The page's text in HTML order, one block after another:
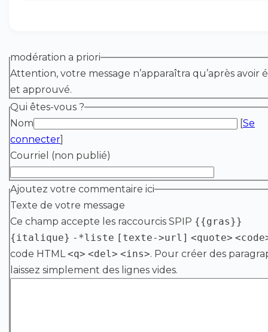
modération a priori
Attention, votre message n’apparaîtra qu’après avoir
et approuvé.
Qui êtes-vous ?
Nom
[Se
connecter]
Courriel (non publié)
Ajoutez votre commentaire ici
Texte de votre message
Ce champ accepte les raccourcis SPIP {{gras}}
{italique} -*liste [texte->url] <quote>
code HTML<q> <del> <ins>. Pour créer des
laissez simplement des lignes vides.